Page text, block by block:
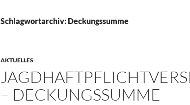
Schlagwortarchiv: Deckungssumme
AKTUELLES
– DECKUNGSSUMME